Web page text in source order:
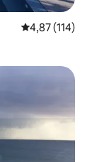
Évaluation
4,87 (114)